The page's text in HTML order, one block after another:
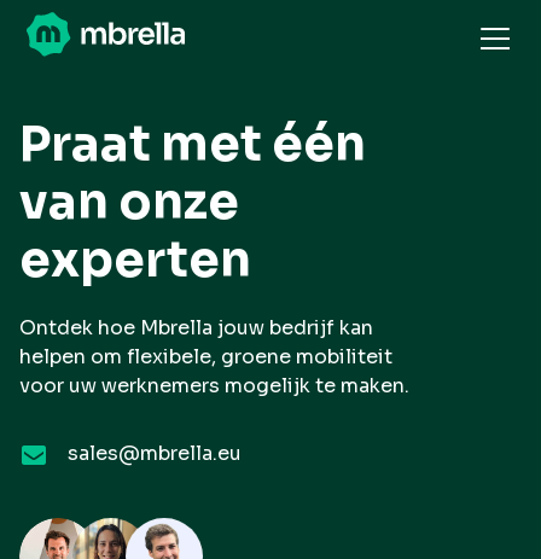
Praat met één
van onze
experten
Ontdek hoe Mbrella jouw bedrijf kan
helpen om flexibele, groene mobiliteit
voor uw werknemers mogelijk te maken.
sales@mbrella.eu